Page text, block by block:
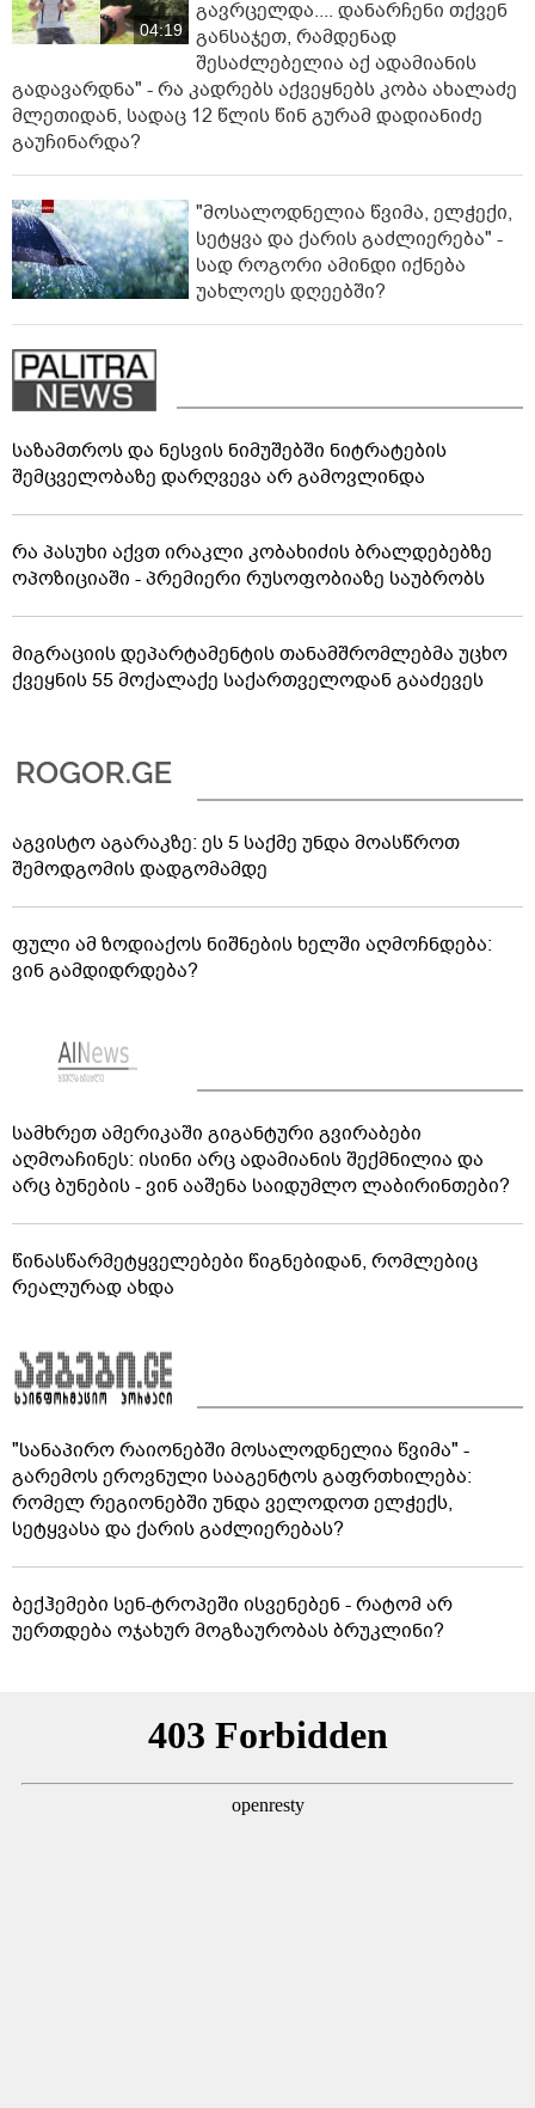
04:19
გავრცელდა.... დანარჩენი თქვენ
განსაჯეთ, რამდენად
შესაძლებელია აქ ადამიანის
გადავარდნა" - რა კადრებს აქვეყნებს კობა ახალაძე
მლეთიდან, სადაც 12 წლის წინ გურამ დადიანიძე
გაუჩინარდა?
"მოსალოდნელია წვიმა, ელჭექი,
სეტყვა და ქარის გაძლიერება" -
სად როგორი ამინდი იქნება
უახლოეს დღეებში?
საზამთროს და ნესვის ნიმუშებში ნიტრატების
შემცველობაზე დარღვევა არ გამოვლინდა
რა პასუხი აქვთ ირაკლი კობახიძის ბრალდებებზე
ოპოზიციაში - პრემიერი რუსოფობიაზე საუბრობს
მიგრაციის დეპარტამენტის თანამშრომლებმა უცხო
ქვეყნის 55 მოქალაქე საქართველოდან გააძევეს
აგვისტო აგარაკზე: ეს 5 საქმე უნდა მოასწროთ
შემოდგომის დადგომამდე
ფული ამ ზოდიაქოს ნიშნების ხელში აღმოჩნდება:
ვინ გამდიდრდება?
სამხრეთ ამერიკაში გიგანტური გვირაბები
აღმოაჩინეს: ისინი არც ადამიანის შექმნილია და
არც ბუნების - ვინ ააშენა საიდუმლო ლაბირინთები?
წინასწარმეტყველებები წიგნებიდან, რომლებიც
რეალურად ახდა
"სანაპირო რაიონებში მოსალოდნელია წვიმა" -
გარემოს ეროვნული სააგენტოს გაფრთხილება:
რომელ რეგიონებში უნდა ველოდოთ ელჭექს,
სეტყვასა და ქარის გაძლიერებას?
ბექჰემები სენ-ტროპეში ისვენებენ - რატომ არ
უერთდება ოჯახურ მოგზაურობას ბრუკლინი?